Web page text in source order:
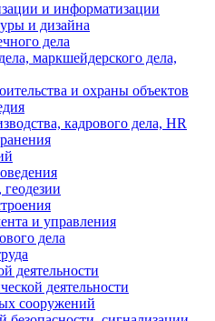
и информатизации
и дизайна
дела
маркшейдерского дела,
и охраны объектов
кадрового дела, HR
геодезии
и управления
дела
деятельности
деятельности
сооружений